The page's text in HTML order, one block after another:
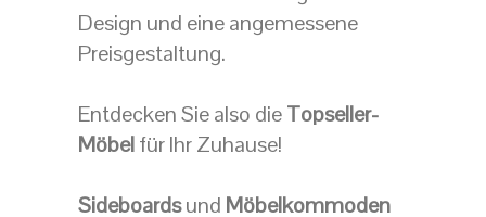
Design und eine angemessene
Preisgestaltung.
Entdecken Sie also dieTopseller-
Möbelfür Ihr Zuhause!
Sideboardsund Möbelkommoden